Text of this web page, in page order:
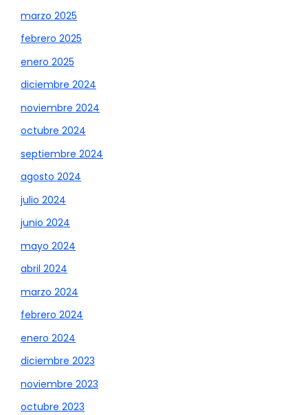
marzo 2025
febrero 2025
enero 2025
diciembre 2024
noviembre 2024
octubre 2024
septiembre 2024
agosto 2024
julio 2024
junio 2024
mayo 2024
abril 2024
marzo 2024
febrero 2024
enero 2024
diciembre 2023
noviembre 2023
octubre 2023